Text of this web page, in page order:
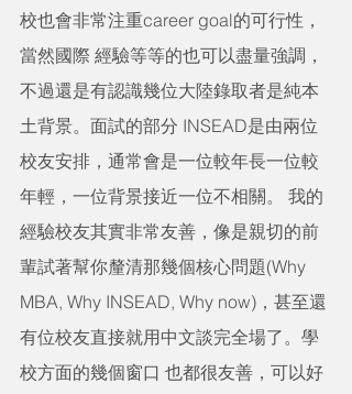
校也會非常注重career goal的可行性，
當然國際 經驗等等的也可以盡量強調，
不過還是有認識幾位大陸錄取者是純本
土背景。面試的部分 INSEAD是由兩位
校友安排，通常會是一位較年長一位較
年輕，一位背景接近一位不相關。 我的
經驗校友其實非常友善，像是親切的前
輩試著幫你釐清那幾個核心問題(Why
MBA, Why INSEAD, Why now)，甚至還
有位校友直接就用中文談完全場了。學
校方面的幾個窗口 也都很友善，可以好